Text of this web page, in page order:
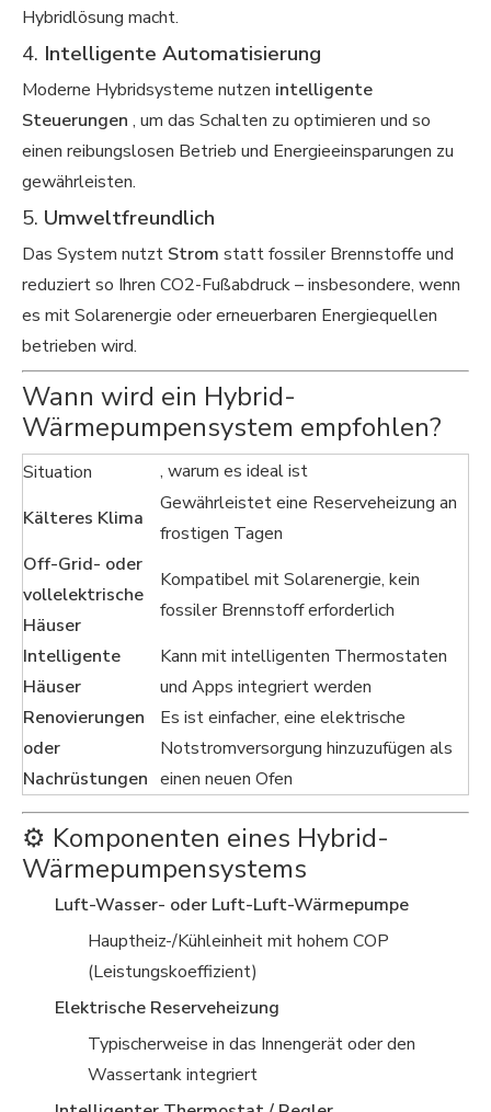
Hybridlösung macht.
4. Intelligente Automatisierung
Moderne Hybridsysteme nutzen intelligente
Steuerungen , um das Schalten zu optimieren und so
einen reibungslosen Betrieb und Energieeinsparungen zu
gewährleisten.
5. Umweltfreundlich
Das System nutzt Strom statt fossiler Brennstoffe und
reduziert so Ihren CO2-Fußabdruck – insbesondere, wenn
es mit Solarenergie oder erneuerbaren Energiequellen
betrieben wird.
Wann wird ein Hybrid-
Wärmepumpensystem empfohlen?
Situation
, warum es ideal ist
Kälteres Klima
Gewährleistet eine Reserveheizung an
frostigen Tagen
Off-Grid- oder
vollelektrische
Häuser
Kompatibel mit Solarenergie, kein
fossiler Brennstoff erforderlich
Intelligente
Häuser
Kann mit intelligenten Thermostaten
und Apps integriert werden
Renovierungen
oder
Nachrüstungen
Es ist einfacher, eine elektrische
Notstromversorgung hinzuzufügen als
einen neuen Ofen
⚙️ Komponenten eines Hybrid-
Wärmepumpensystems
Luft-Wasser- oder Luft-Luft-Wärmepumpe
Hauptheiz-/Kühleinheit mit hohem COP
(Leistungskoeffizient)
Elektrische Reserveheizung
Typischerweise in das Innengerät oder den
Wassertank integriert